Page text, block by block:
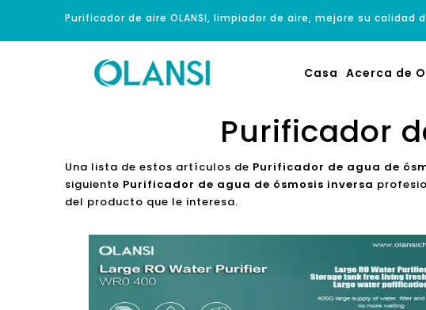
Purificador de aire OLANSI, limpiador de aire, mejore su calidad
Casa Acerca de
Purificador
Una lista de estos artículos de Purificador de agua de
siguiente Purificador de agua de ósmosis inversa
del producto que le interesa.